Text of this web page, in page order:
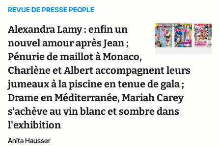
REVUE DE PRESSE PEOPLE
Alexandra Lamy : enfin un
nouvel amour après Jean ;
Pénurie de maillot à Monaco,
Charlène et Albert accompagnent leurs
jumeaux à la piscine en tenue de gala ;
Drame en Méditerranée, Mariah Carey
s'achève au vin blanc et sombre dans
l'exhibition
Anita Hausser